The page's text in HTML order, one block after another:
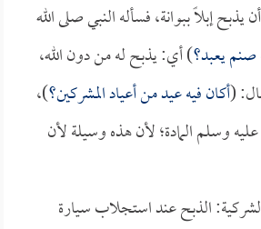
إبلاً ببوانة، فسأله النبي صلى الله
صنم يعبد؟) أي: يذبح له من دون الله،
(أكان فيه عيد من أعياد المشركين؟)،
وسلم المادة؛ لأن هذه وسيلة لأن
الذبح عند استجلاب سيارة